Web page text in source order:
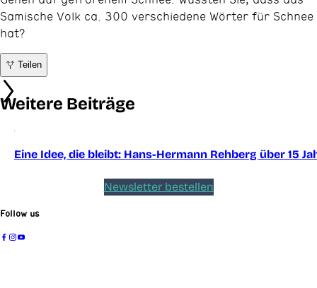
Samische Volk ca. 300 verschiedene Wörter für Schnee
hat?
Teilen
Weitere Beiträge
Eine Idee, die bleibt: Hans-Hermann Rehberg über 15
Newsletter bestellen
Follow us